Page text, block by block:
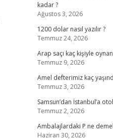
kadar ?
Ağustos 3, 2026
1200 dolar nasıl yazılır ?
Temmuz 24, 2026
Arap saçı kaç kişiyle
Temmuz 9, 2026
Amel defterimiz kaç
Temmuz 3, 2026
Samsun’dan İstanbul’a
Temmuz 2, 2026
Ambalajlardaki P ne
Haziran 30, 2026